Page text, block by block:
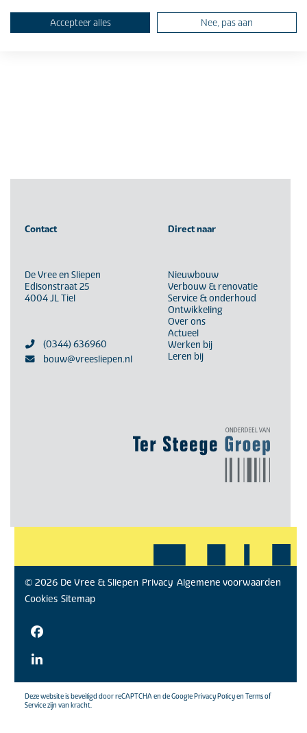
Contact
De Vree en Sliepen
Edisonstraat 25
4004 JL Tiel
(0344) 636960
bouw@vreesliepen.nl
Direct naar
Nieuwbouw
Verbouw & renovatie
Service & onderhoud
Ontwikkeling
Over ons
Actueel
Werken bij
Leren bij
© 2026 De Vree & Sliepen Privacy Algemene voorwaarden
Cookies Sitemap
Facebook
LinkedIn
Deze website is beveiligd door reCAPTCHA en deGoogle Privacy Policyen Terms of
Servicezijn van kracht.
Accepteer alles Nee, pas aan